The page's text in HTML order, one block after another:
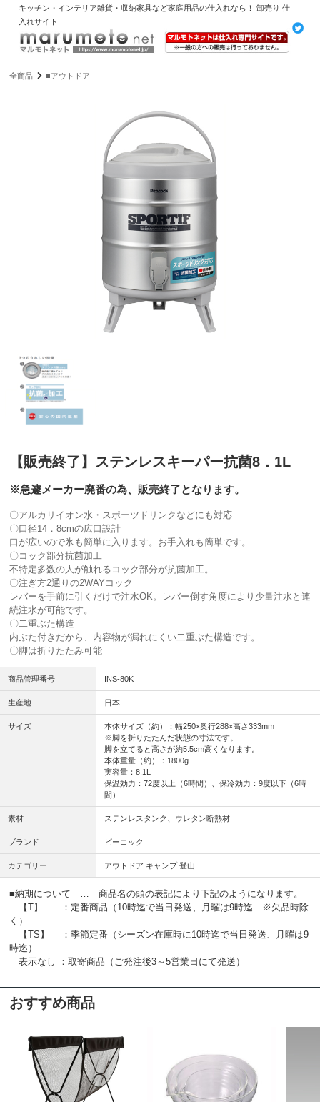
キッチン・インテリア雑貨・収納家具など家庭用品の仕入れなら！ 卸売り 仕
入れサイト
全商品 ■アウトドア
【販売終了】ステンレスキーパー抗菌8．1L
※急遽メーカー廃番の為、販売終了となります。
〇アルカリイオン水・スポーツドリンクなどにも対応
〇口径14．8cmの広口設計
口が広いので氷も簡単に入ります。お手入れも簡単です。
〇コック部分抗菌加工
不特定多数の人が触れるコック部分が抗菌加工。
〇注ぎ方2通りの2WAYコック
レバーを手前に引くだけで注水OK。レバー倒す角度により少量注水と連
続注水が可能です。
〇二重ぶた構造
内ぶた付きだから、内容物が漏れにくい二重ぶた構造です。
〇脚は折りたたみ可能
商品管理番号 INS-80K
生産地 日本
サイズ
本体サイズ（約）：幅250×奥行288×高さ333mm
※脚を折りたたんだ状態の寸法です。
脚を立てると高さが約5.5cm高くなります。
本体重量（約）：1800g
実容量：8.1L
保温効力：72度以上（6時間）、保冷効力：9度以下（6時
間）
素材 ステンレスタンク、ウレタン断熱材
ブランド ピーコック
カテゴリー アウトドア キャンプ 登山
■納期について … 商品名の頭の表記により下記のようになります。
【T】 ：定番商品（10時迄で当日発送、月曜は9時迄 ※欠品時除
く）
【TS】 ：季節定番（シーズン在庫時に10時迄で当日発送、月曜は9
時迄）
表示なし ：取寄商品（ご発注後3～5営業日にて発送）
おすすめ商品